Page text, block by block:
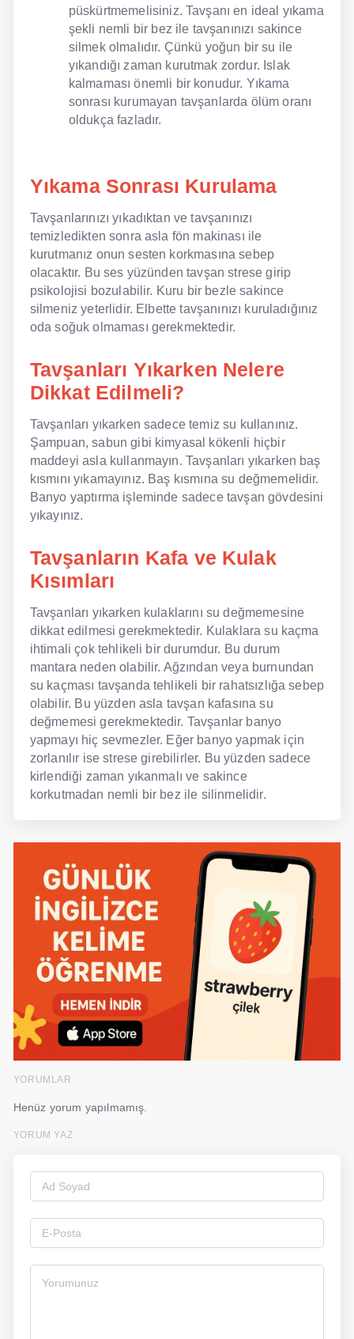
püskürtmemelisiniz. Tavşanı en ideal yıkama
şekli nemli bir bez ile tavşanınızı sakince
silmek olmalıdır. Çünkü yoğun bir su ile
yıkandığı zaman kurutmak zordur. Islak
kalmaması önemli bir konudur. Yıkama
sonrası kurumayan tavşanlarda ölüm oranı
oldukça fazladır.
Yıkama Sonrası Kurulama
Tavşanlarınızı yıkadıktan ve tavşanınızı
temizledikten sonra asla fön makinası ile
kurutmanız onun sesten korkmasına sebep
olacaktır. Bu ses yüzünden tavşan strese girip
psikolojisi bozulabilir. Kuru bir bezle sakince
silmeniz yeterlidir. Elbette tavşanınızı kuruladığınız
oda soğuk olmaması gerekmektedir.
Tavşanları Yıkarken Nelere
Dikkat Edilmeli?
Tavşanları yıkarken sadece temiz su kullanınız.
Şampuan, sabun gibi kimyasal kökenli hiçbir
maddeyi asla kullanmayın. Tavşanları yıkarken baş
kısmını yıkamayınız. Baş kısmına su değmemelidir.
Banyo yaptırma işleminde sadece tavşan gövdesini
yıkayınız.
Tavşanların Kafa ve Kulak
Kısımları
Tavşanları yıkarken kulaklarını su değmemesine
dikkat edilmesi gerekmektedir. Kulaklara su kaçma
ihtimali çok tehlikeli bir durumdur. Bu durum
mantara neden olabilir. Ağzından veya burnundan
su kaçması tavşanda tehlikeli bir rahatsızlığa sebep
olabilir. Bu yüzden asla tavşan kafasına su
değmemesi gerekmektedir. Tavşanlar banyo
yapmayı hiç sevmezler. Eğer banyo yapmak için
zorlanılır ise strese girebilirler. Bu yüzden sadece
kirlendiği zaman yıkanmalı ve sakince
korkutmadan nemli bir bez ile silinmelidir.
YORUMLAR
Henüz yorum yapılmamış.
YORUM YAZ